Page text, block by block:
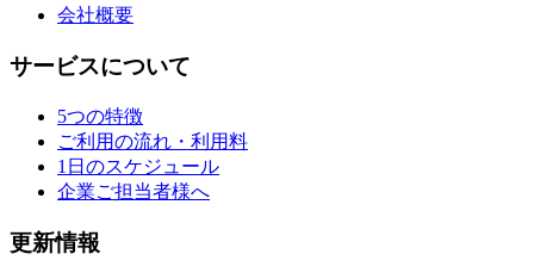
会社概要
サービスについて
5つの特徴
ご利用の流れ・利用料
1日のスケジュール
企業ご担当者様へ
更新情報